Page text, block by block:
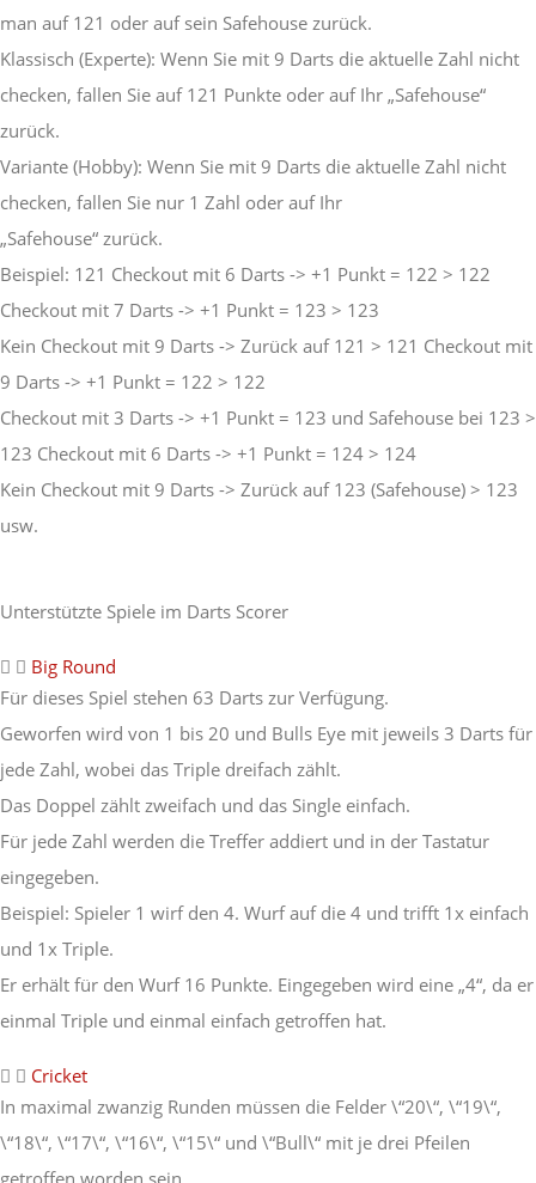
man auf 121 oder auf sein Safehouse zurück.
Klassisch (Experte): Wenn Sie mit 9 Darts die aktuelle Zahl nicht
checken, fallen Sie auf 121 Punkte oder auf Ihr „Safehouse“
zurück.
Variante (Hobby): Wenn Sie mit 9 Darts die aktuelle Zahl nicht
checken, fallen Sie nur 1 Zahl oder auf Ihr
„Safehouse“ zurück.
Beispiel: 121 Checkout mit 6 Darts -> +1 Punkt = 122 > 122
Checkout mit 7 Darts -> +1 Punkt = 123 > 123
Kein Checkout mit 9 Darts -> Zurück auf 121 > 121 Checkout mit
9 Darts -> +1 Punkt = 122 > 122
Checkout mit 3 Darts -> +1 Punkt = 123 und Safehouse bei 123 >
123 Checkout mit 6 Darts -> +1 Punkt = 124 > 124
Kein Checkout mit 9 Darts -> Zurück auf 123 (Safehouse) > 123
usw.
Unterstützte Spiele im Darts Scorer
Big Round
Für dieses Spiel stehen 63 Darts zur Verfügung.
Geworfen wird von 1 bis 20 und Bulls Eye mit jeweils 3 Darts für
jede Zahl, wobei das Triple dreifach zählt.
Das Doppel zählt zweifach und das Single einfach.
Für jede Zahl werden die Treffer addiert und in der Tastatur
eingegeben.
Beispiel: Spieler 1 wirf den 4. Wurf auf die 4 und trifft 1x einfach
und 1x Triple.
Er erhält für den Wurf 16 Punkte. Eingegeben wird eine „4“, da er
einmal Triple und einmal einfach getroffen hat.
Cricket
In maximal zwanzig Runden müssen die Felder \“20\“, \“19\“,
\“18\“, \“17\“, \“16\“, \“15\“ und \“Bull\“ mit je drei Pfeilen
getroffen worden sein